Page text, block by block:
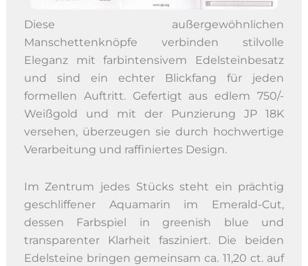
Diese außergewöhnlichen
Manschettenknöpfe verbinden stilvolle
Eleganz mit farbintensivem Edelsteinbesatz
und sind ein echter Blickfang für jeden
formellen Auftritt. Gefertigt aus edlem 750/-
Weißgold und mit der Punzierung JP 18K
versehen, überzeugen sie durch hochwertige
Verarbeitung und raffiniertes Design.
Im Zentrum jedes Stücks steht ein prächtig
geschliffener Aquamarin im Emerald-Cut,
dessen Farbspiel in greenish blue und
transparenter Klarheit fasziniert. Die beiden
Edelsteine bringen gemeinsam ca. 11,20 ct. auf